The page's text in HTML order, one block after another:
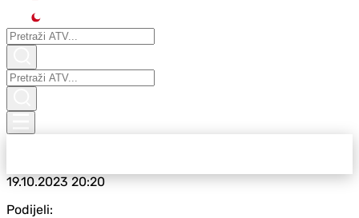
19.10.202320:20
Podijeli: